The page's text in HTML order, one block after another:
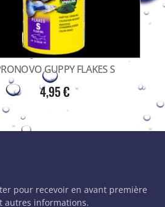
GUPPY FLAKES S
4,95€
pour recevoir en avant première
autres informations.